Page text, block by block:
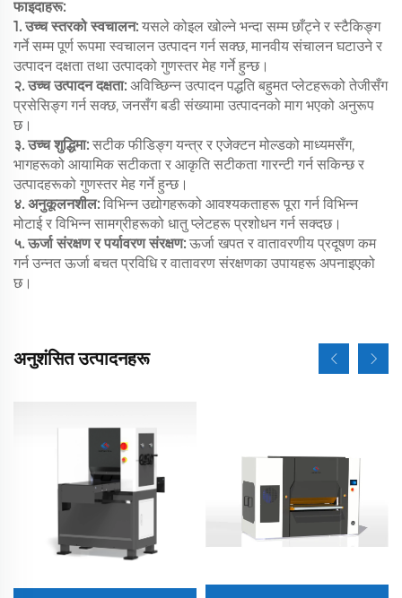
फाइदाहरू:
1. उच्च स्तरको स्वचालन: यसले कोइल खोल्ने भन्दा सम्म छाँट्ने र स्टैकिङ्ग
गर्ने सम्म पूर्ण रूपमा स्वचालन उत्पादन गर्न सक्छ, मानवीय संचालन घटाउने र
उत्पादन दक्षता तथा उत्पादको गुणस्तर मेह गर्ने हुन्छ।
२. उच्च उत्पादन दक्षता: अविच्छिन्न उत्पादन पद्धति बहुमत प्लेटहरूको तेजीसँग
प्रसेसिङ्ग गर्न सक्छ, जनसँग बडी संख्यामा उत्पादनको माग भएको अनुरूप
छ।
३. उच्च शुद्धिमा: सटीक फीडिङ्ग यन्त्र र एजेक्टन मोल्डको माध्यमसँग,
भागहरूको आयामिक सटीकता र आकृति सटीकता गारन्टी गर्न सकिन्छ र
उत्पादहरूको गुणस्तर मेह गर्ने हुन्छ।
४. अनुकूलनशील: विभिन्न उद्योगहरूको आवश्यकताहरू पूरा गर्न विभिन्न
मोटाई र विभिन्न सामग्रीहरूको धातु प्लेटहरू प्रशोधन गर्न सक्दछ।
५. ऊर्जा संरक्षण र पर्यावरण संरक्षण: ऊर्जा खपत र वातावरणीय प्रदूषण कम
गर्न उन्नत ऊर्जा बचत प्रविधि र वातावरण संरक्षणका उपायहरू अपनाइएको
छ।
अनुशंसित उत्पादनहरू